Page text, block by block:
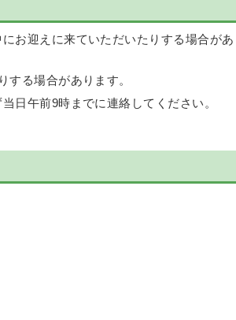
お迎えに来ていただいたりする場合があ
する場合があります。
日午前9時までに連絡してください。